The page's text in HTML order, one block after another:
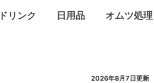
ドリンク 日用品 オムツ処理
2026年8月7日更新